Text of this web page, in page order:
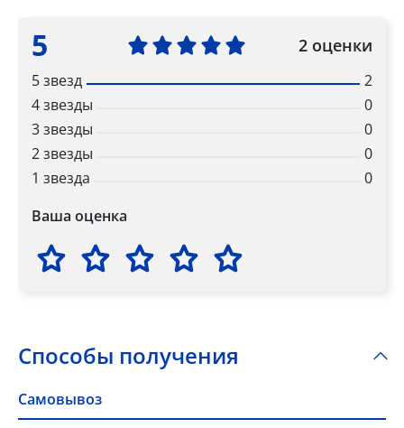
5 2 оценки
5 звезд
2
4 звезды
0
3 звезды
0
2 звезды
0
1 звезда
0
Ваша оценка
Способы получения
Самовывоз